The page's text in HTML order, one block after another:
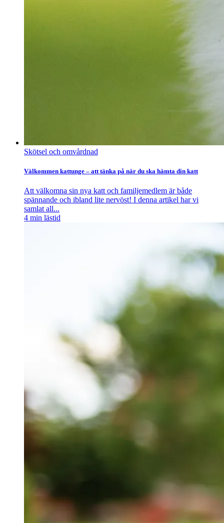
Skötsel och omvårdnad
Välkommen kattunge – att tänka på när du ska hämta din katt
Att välkomna sin nya katt och familjemedlem är både
spännande och ibland lite nervöst! I denna artikel har vi
samlat all...
4 min lästid